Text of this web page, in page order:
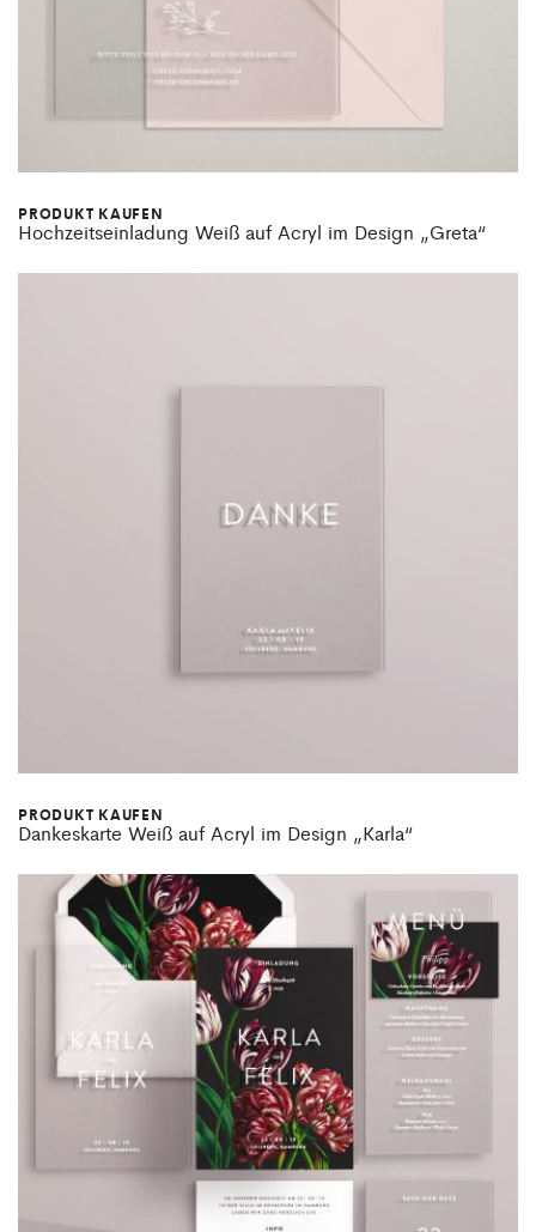
PRODUKT KAUFEN
Hochzeitseinladung Weiß auf Acryl im Design „Greta“
PRODUKT KAUFEN
Dankeskarte Weiß auf Acryl im Design „Karla“